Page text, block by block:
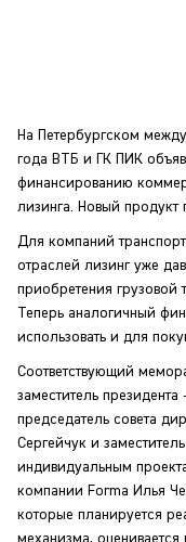
На Петербургском
года ВТБ и ГК ПИК
финансированию
лизинга. Новый продукт
Для компаний
отраслей лизинг уже
приобретения
Теперь аналогичный
использовать и для
Соответствующий
заместитель
председатель совета
Сергейчук и
индивидуальным
компании Forma Илья
которые планируется
механизма,